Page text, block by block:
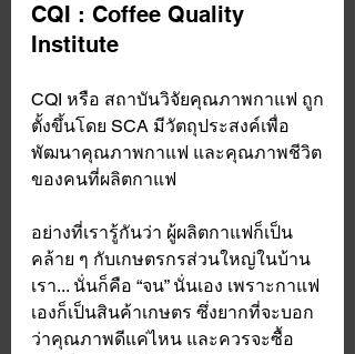
CQI : Coffee Quality
Institute
CQI หรือ สถาบันวิจัยคุณภาพกาแฟ ถูก
ตั้งขึ้นโดย SCA มีวัตถุประสงค์เพื่อ
พัฒนาคุณภาพกาแฟ และคุณภาพชีวิต
ของคนที่ผลิตกาแฟ
อย่างที่เรารู้กันว่า ผู้ผลิตกาแฟก็เป็น
คล้าย ๆ กับเกษตรกรส่วนใหญ่ในบ้าน
เรา... นั่นก็คือ “จน” นั่นเอง เพราะกาแฟ
เองก็เป็นสินค้าเกษตร ซึ่งยากที่จะบอก
ว่าคุณภาพดีแค่ไหน และควรจะซื้อ